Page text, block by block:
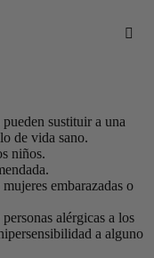
sustituir a una
de vida sano.
niños.
embarazadas o
alérgicas a los
a alguno